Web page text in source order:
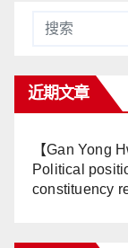
近期文章
【Gan Yong
Political
constituency